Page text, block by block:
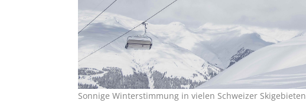
Sonnige Winterstimmung in vielen Schweizer Skigebieten